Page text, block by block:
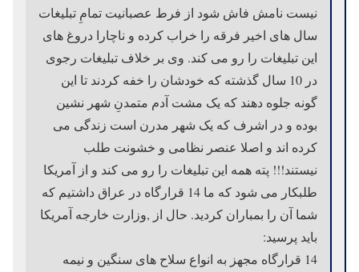
نیست نامش فاش شود از فرط عصبانیت تمامِ تبلیغات
سال های اخیر فرقه را خراب کرده و ناچارا دروغ های
این تبلیغات را رو می کند. وی بر خلاف تبلیغات رجوی
در 10 سال گذشته که خودشان را خفه کردند تا این
گونه جلوه دهند که یک مشت آدم متمدنِ شهر نشین
بوده و در اشرف که یک شهر مدرن است زندگی می
کرده اند و اصلا عنصر نظامی و خشونت طلب
نیستند!!! پته همه این تبلیغات را رو می کند و از آمریکا
طلبکار می شود که ما 14 قرارگاه در عراق داشتیم که
شما آن را بمباران کردید. حال از ,وزارت خارجه آمریکا
باید پرسید:
14 قرارگاه مجهز به انواع سلاح های سنگین و نیمه